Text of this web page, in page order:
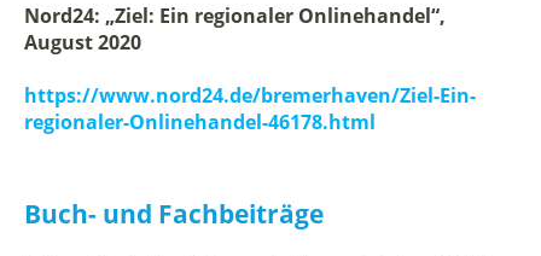
Nord24: „Ziel: Ein regionaler Onlinehandel“,
August 2020
https://www.nord24.de/bremerhaven/Ziel-Ein-
regionaler-Onlinehandel-46178.html
Buch- und Fachbeiträge